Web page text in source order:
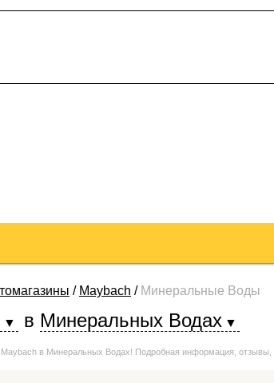
/ Maybach / Минеральные Воды
в Минеральных Водах
в Минеральных Водах! Подробная информация,